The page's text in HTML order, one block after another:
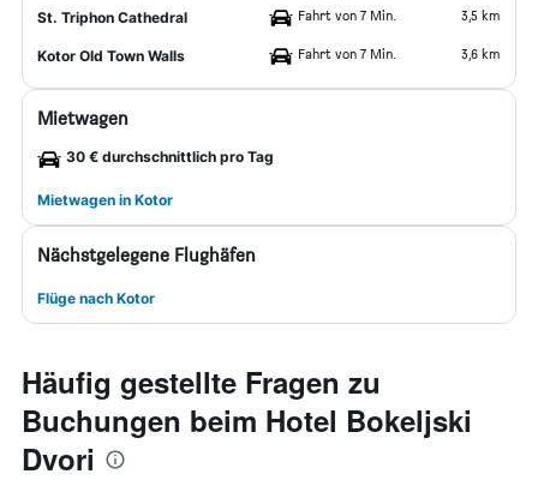
St. Triphon Cathedral Fahrt von 7 Min. 3,5 km
Kotor Old Town Walls Fahrt von 7 Min. 3,6 km
Mietwagen
30 € durchschnittlich pro Tag
Mietwagen in Kotor
Nächstgelegene Flughäfen
Flüge nach Kotor
Häufig gestellte Fragen zu
Buchungen beim Hotel Bokeljski
Dvori